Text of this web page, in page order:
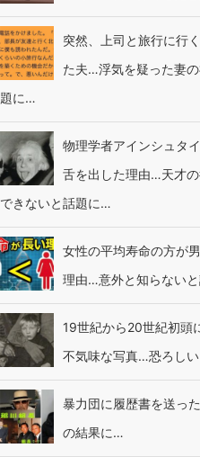
突然、上司と旅行に行
た夫…浮気を疑った妻
題に…
物理学者アインシュタ
舌を出した理由…天才
できないと話題に…
女性の平均寿命の方が
理由…意外と知らない
19世紀から20世紀初頭
不気味な写真…恐ろし
暴力団に履歴書を送っ
の結果に…